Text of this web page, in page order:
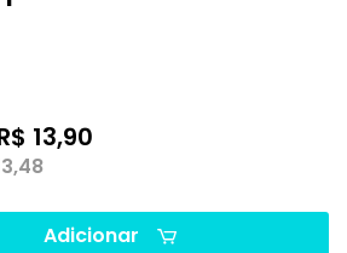
13,90
Adicionar